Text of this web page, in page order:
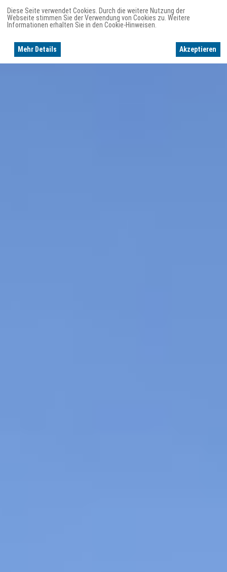
Diese Seite verwendet Cookies. Durch die weitere Nutzung der
Webseite stimmen Sie der Verwendung von Cookies zu. Weitere
Informationen erhalten Sie in den Cookie-Hinweisen.
Mehr Details Akzeptieren